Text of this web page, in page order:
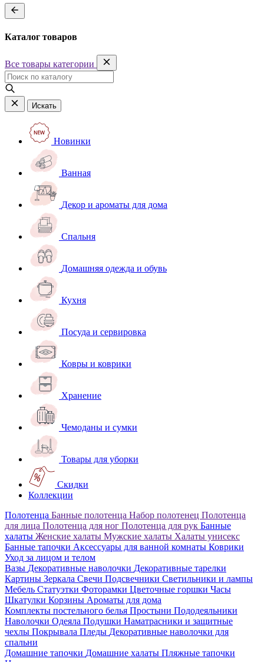
Каталог товаров
Все товары категории
Искать
Новинки
Ванная
Декор и ароматы для дома
Спальня
Домашняя одежда и обувь
Кухня
Посуда и сервировка
Ковры и коврики
Хранение
Чемоданы и сумки
Товары для уборки
Скидки
Коллекции
Полотенца Банные полотенца Набор полотенец Полотенца
для лица Полотенца для ног Полотенца для рук Банные
халаты Женские халаты Мужские халаты Халаты унисекс
Банные тапочки Аксессуары для ванной комнаты Коврики
Уход за лицом и телом
Вазы Декоративные наволочки Декоративные тарелки
Картины Зеркала Свечи Подсвечники Светильники и лампы
Мебель Статуэтки Фоторамки Цветочные горшки Часы
Шкатулки Корзины Ароматы для дома
Комплекты постельного белья Простыни Пододеяльники
Наволочки Одеяла Подушки Наматрасники и защитные
чехлы Покрывала Пледы Декоративные наволочки для
спальни
Домашние тапочки Домашние халаты Пляжные тапочки